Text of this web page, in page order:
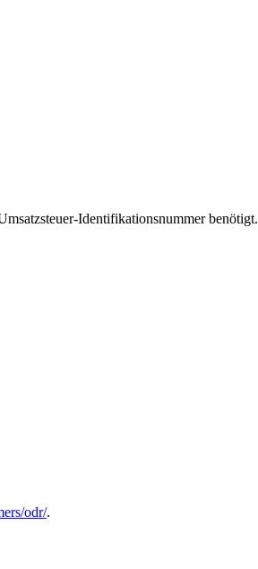
Identifikationsnummer benötigt.
odr/.